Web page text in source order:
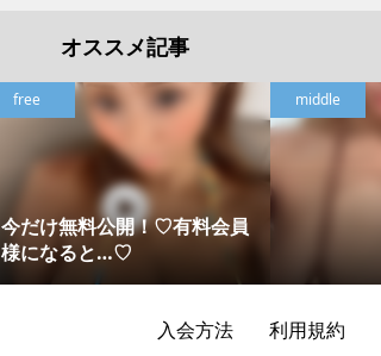
オススメ記事
今だけ無料公開！♡有料会員
様になると…♡
free middle
入会方法 利用規約